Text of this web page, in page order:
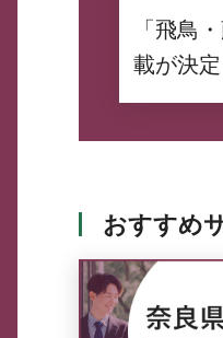
「飛鳥
載が決定
おすすめ